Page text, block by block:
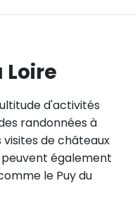
Loire
d'activités
randonnées à
visites de châteaux
également
le Puy du